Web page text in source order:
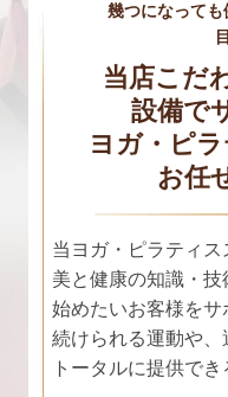
幾つになって
当店こだ
設備で
ヨガ・ピ
お任
当ヨガ・ピラティ
美と健康の知識・
始めたいお客様を
続けられる運動や
トータルに提供で